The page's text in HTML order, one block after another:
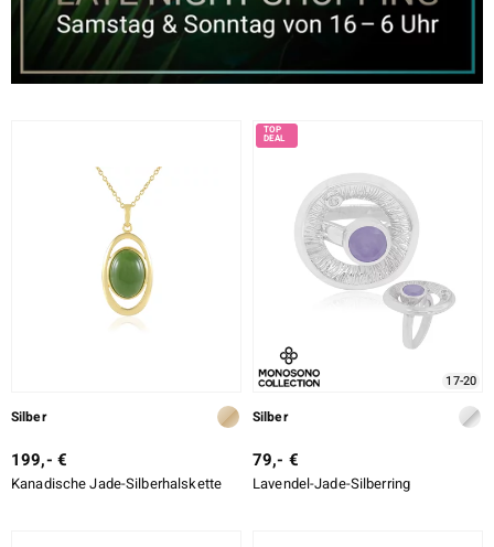
Silber
199,- €
Kanadische Jade-Silberhalskette
17-20
Silber
79,- €
Lavendel-Jade-Silberring